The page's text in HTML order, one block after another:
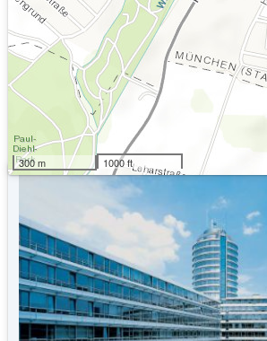
300 m 1000 ft
Kommende Veranstaltungen
Keine Veranstaltungen an diesem Ort